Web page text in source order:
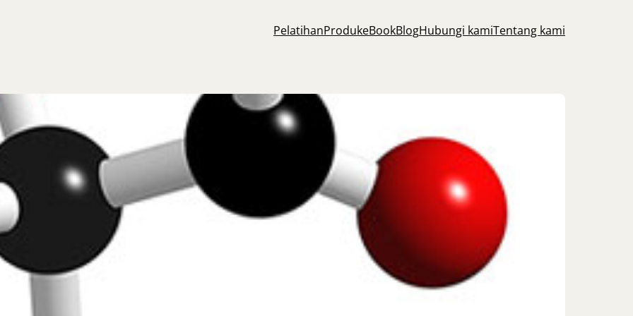
PelatihanProdukeBookBlogHubungi kamiTentang kami